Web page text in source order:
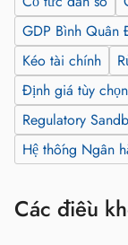
GDP Bình Quân
Kéo tài chính
Định giá tùy
Regulatory
Hệ thống Ngân
Các điều